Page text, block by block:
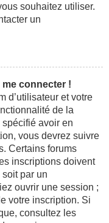
souhaitez utiliser.
un
connecter !
d’utilisateur et votre
de la
avoir en
vous devrez suivre
Certains forums
inscriptions doivent
par un
ouvrir une session ;
votre inscription. Si
consultez les